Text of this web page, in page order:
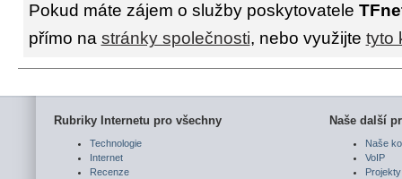
Pokud máte zájem o služby poskytovatele
přímo na stránky společnosti, nebo využijte tyto
Rubriky Internetu pro všechny
Technologie
Internet
Recenze
Naše další
Naše
VoIP
Projekty